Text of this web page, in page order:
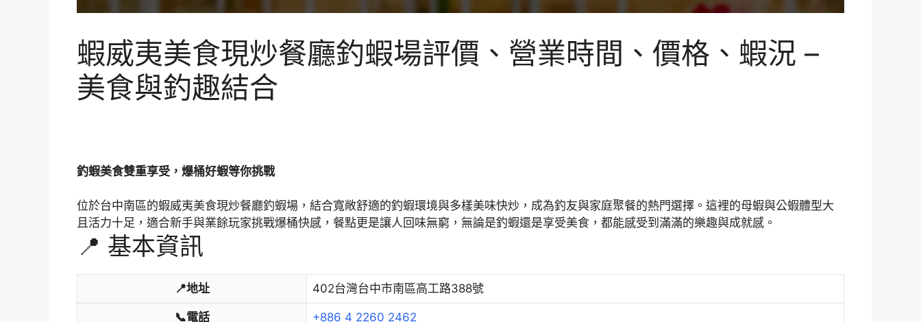
蝦威夷美食現炒餐廳釣蝦場評價、營業時間、價格、蝦況 –
美食與釣趣結合
釣蝦美食雙重享受，爆桶好蝦等你挑戰
位於台中南區的蝦威夷美食現炒餐廳釣蝦場，結合寬敞舒適的釣蝦環境與多樣美味快炒，成為釣友與家庭聚餐的熱門選擇。這裡的母蝦與公蝦體型大
且活力十足，適合新手與業餘玩家挑戰爆桶快感，餐點更是讓人回味無窮，無論是釣蝦還是享受美食，都能感受到滿滿的樂趣與成就感。
📍 基本資訊
📍地址 402台灣台中市南區高工路388號
📞電話 +886 4 2260 2462